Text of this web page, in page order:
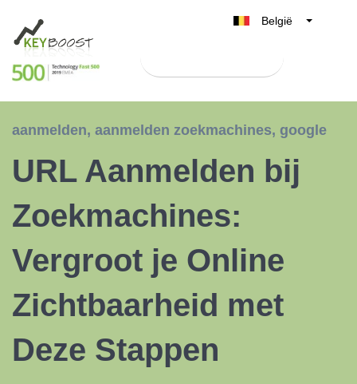
België
Nederland
España
aanmelden, aanmelden zoekmachines, google
URL Aanmelden bij
Zoekmachines:
Vergroot je Online
Zichtbaarheid met
Deze Stappen